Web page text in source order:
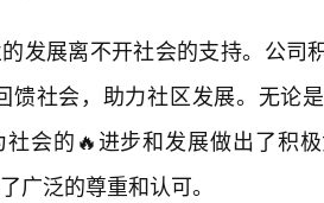
发展离不开社会的支持。公司
馈社会，助力社区发展。无论
会的🔥进步和发展做出了积
广泛的尊重和认可。